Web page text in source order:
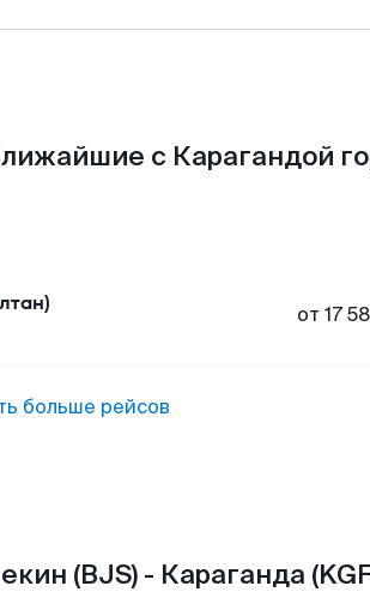
с Карагандой
от 17
больше рейсов
(BJS) - Караганда